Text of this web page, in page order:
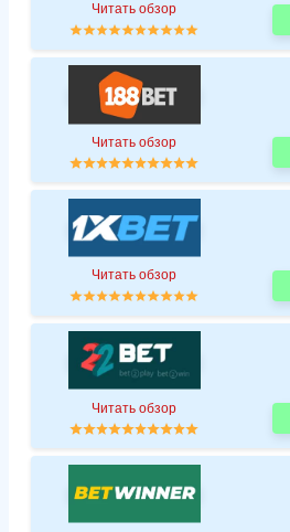
Читать обзор
Читать обзор
Читать обзор
Читать обзор